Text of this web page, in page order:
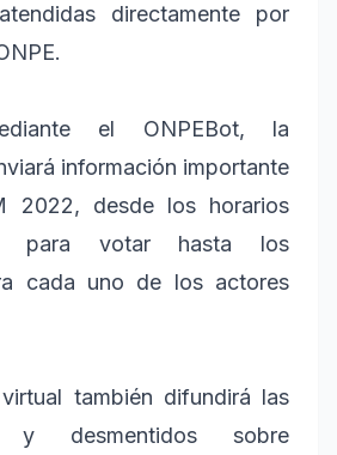
directamente por
el ONPEBot, la
información importante
2022, desde los horarios
para votar hasta los
cada uno de los actores
también difundirá las
y desmentidos sobre